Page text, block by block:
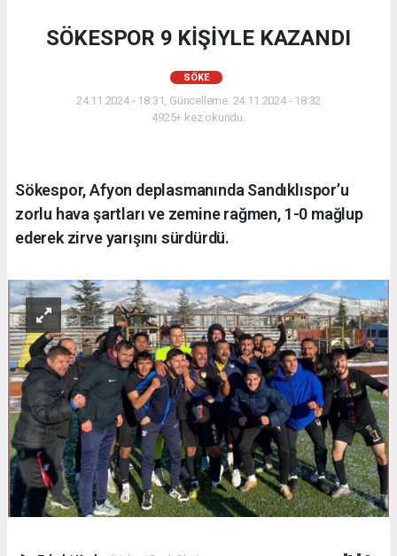
SÖKESPOR 9 KİŞİYLE KAZANDI
SÖKE
24.11.2024 - 18:31, Güncelleme: 24.11.2024 - 18:32
4925+ kez okundu.
Sökespor, Afyon deplasmanında Sandıklıspor’u
zorlu hava şartları ve zemine rağmen, 1-0 mağlup
ederek zirve yarışını sürdürdü.